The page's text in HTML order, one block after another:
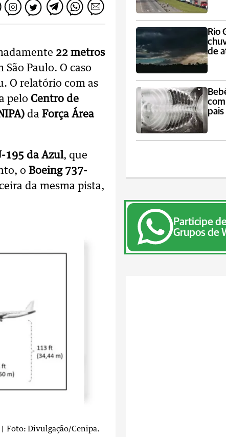
22 metros
São Paulo. O caso
O relatório com as
pelo Centro de
da Força Área
195 da Azul, que
o Boeing 737-
da mesma pista,
| Foto: Divulgação/Cenipa.
Rio
de
pais
Participe
Grupos de